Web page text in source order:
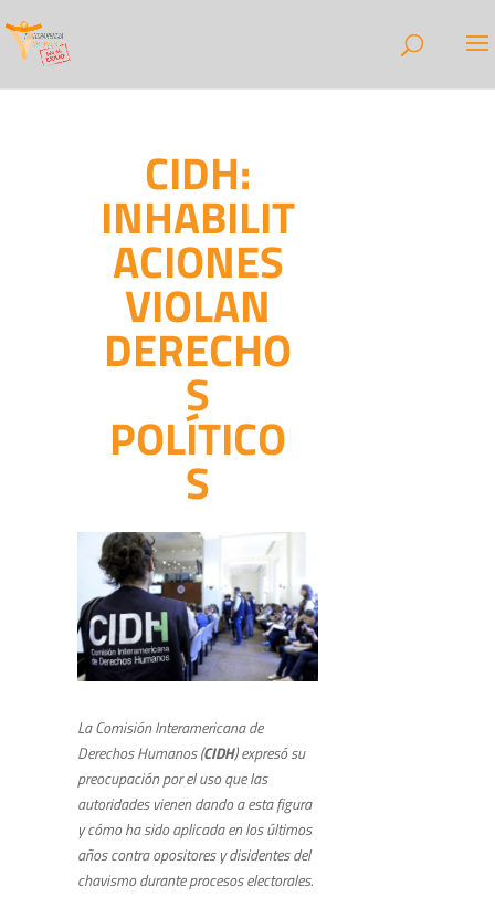
CIDH:
INHABILIT
ACIONES
VIOLAN
DERECHO
S
POLÍTICO
S
La Comisión Interamericana de
Derechos Humanos (CIDH) expresó su
preocupación por el uso que las
autoridades vienen dando a esta figura
y cómo ha sido aplicada en los últimos
años contra opositores y disidentes del
chavismo durante procesos electorales.